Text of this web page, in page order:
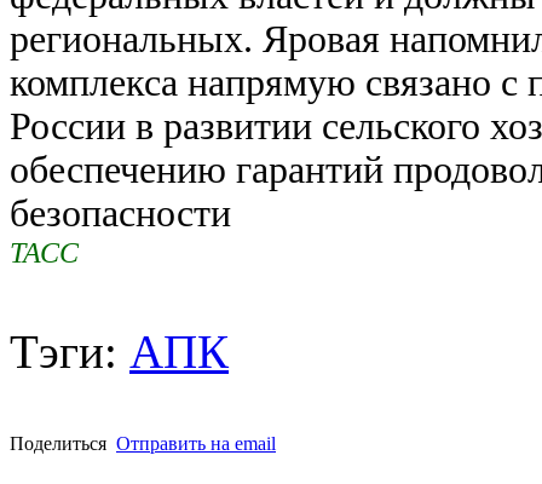
региональных. Яровая
комплекса напрямую связано
России в развитии сельского
обеспечению гарантий
безопасности
ТАСС
Тэги: АПК
Поделиться Отправить на email